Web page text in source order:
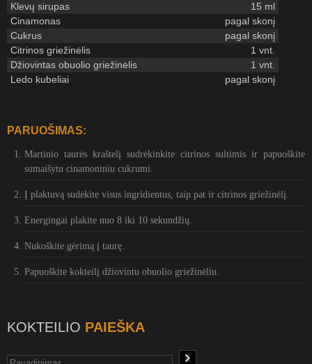
Klevų sirupas
15 ml
Cinamonas
pagal skonį
Cukrus
pagal skonį
Citrinos griežinėlis
1 vnt.
Džiovintas obuolio griežinėlis
1 vnt.
Ledo kubeliai
pagal skonį
PARUOŠIMAS:
Martinio taurės kraštelį sudrėkinkite citrinos sultimis ir papuoškite
sumaišytu cinamoniniu cukrumi.
Į plaktuvą sudėkite visus ingridientus, taip pat ir citrinos griežinėlį.
Energingai plakite nuo 8 iki 10 sekundžių.
Nukoškite gėrimą į taurę.
Papuoškite kokteilį džiovintu obuolio griežinėliu.
KOKTEILIO PAIEŠKA